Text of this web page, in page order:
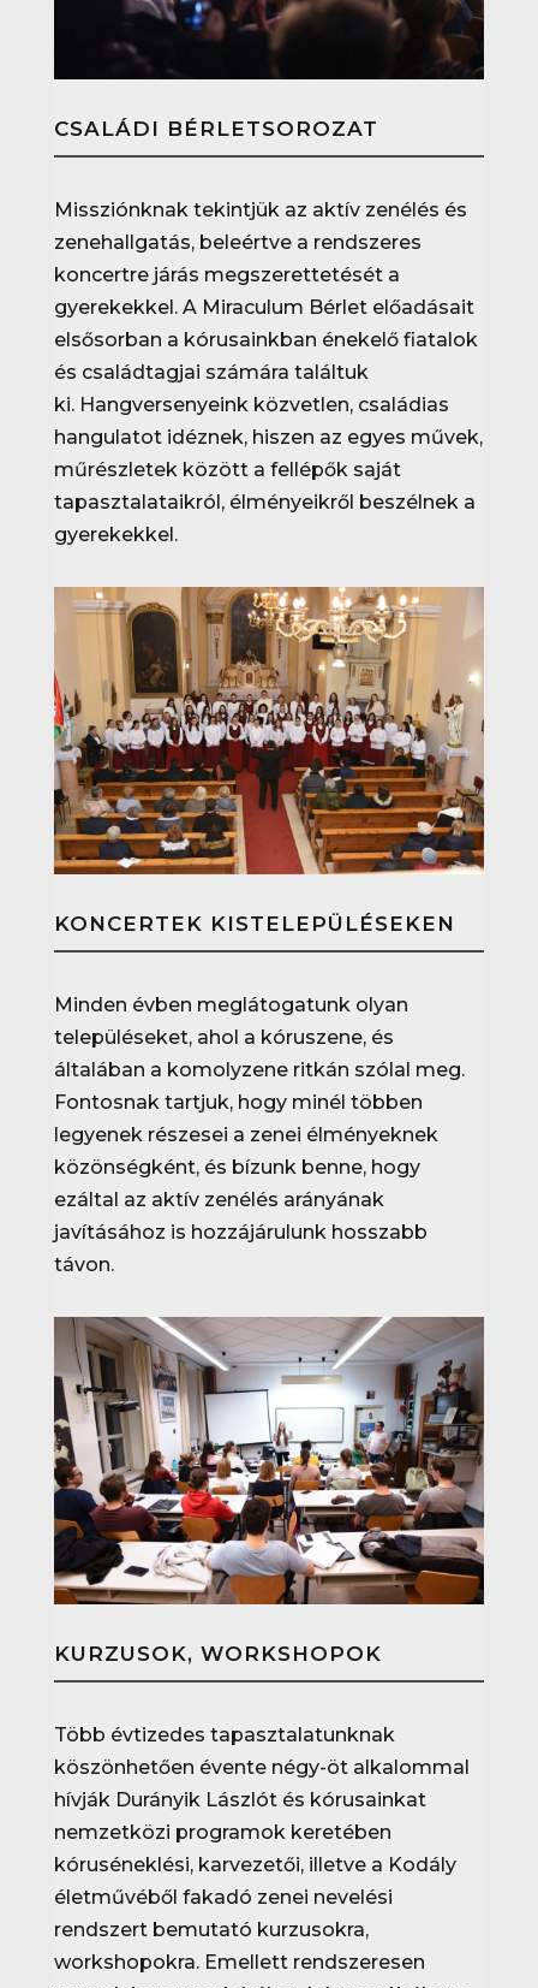
CSALÁDI BÉRLETSOROZAT
Missziónknak tekintjük az aktív zenélés és
zenehallgatás, beleértve a rendszeres
koncertre járás megszerettetését a
gyerekekkel. A Miraculum Bérlet előadásait
elsősorban a kórusainkban énekelő fiatalok
és családtagjai számára találtuk
ki. Hangversenyeink közvetlen, családias
hangulatot idéznek, hiszen az egyes művek,
műrészletek között a fellépők saját
tapasztalataikról, élményeikről beszélnek a
gyerekekkel.
KONCERTEK KISTELEPÜLÉSEKEN
Minden évben meglátogatunk olyan
településeket, ahol a kóruszene, és
általában a komolyzene ritkán szólal meg.
Fontosnak tartjuk, hogy minél többen
legyenek részesei a zenei élményeknek
közönségként, és bízunk benne, hogy
ezáltal az aktív zenélés arányának
javításához is hozzájárulunk hosszabb
távon.
KURZUSOK, WORKSHOPOK
Több évtizedes tapasztalatunknak
köszönhetően évente négy-öt alkalommal
hívják Durányik Lászlót és kórusainkat
nemzetközi programok keretében
kóruséneklési, karvezetői, illetve a Kodály
életművéből fakadó zenei nevelési
rendszert bemutató kurzusokra,
workshopokra. Emellett rendszeresen